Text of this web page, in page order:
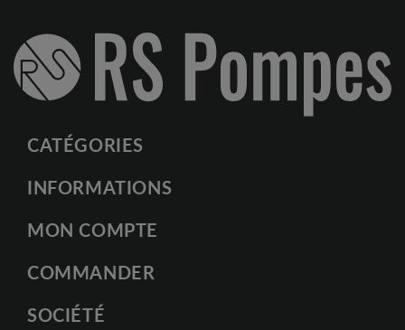
CATÉGORIES
INFORMATIONS
MON COMPTE
COMMANDER
SOCIÉTÉ